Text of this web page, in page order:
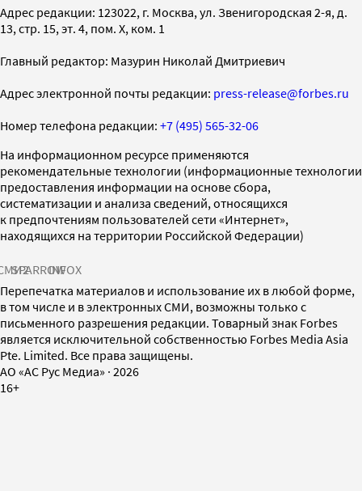
Адрес редакции: 123022, г. Москва, ул. Звенигородская 2-я, д.
13, стр. 15, эт. 4, пом. X, ком. 1
Главный редактор: Мазурин Николай Дмитриевич
Адрес электронной почты редакции: press-release@forbes.ru
Номер телефона редакции: +7 (495) 565-32-06
На информационном ресурсе применяются
рекомендательные технологии (информационные технологии
предоставления информации на основе сбора,
систематизации и анализа сведений, относящихся
к предпочтениям пользователей сети «Интернет»,
находящихся на территории Российской Федерации)
SPARROWINFOX
Перепечатка материалов и использование их в любой форме,
в том числе и в электронных СМИ, возможны только с
письменного разрешения редакции. Товарный знак Forbes
является исключительной собственностью Forbes Media Asia
Pte. Limited. Все права защищены.
AO «АС Рус Медиа» · 2026
16+